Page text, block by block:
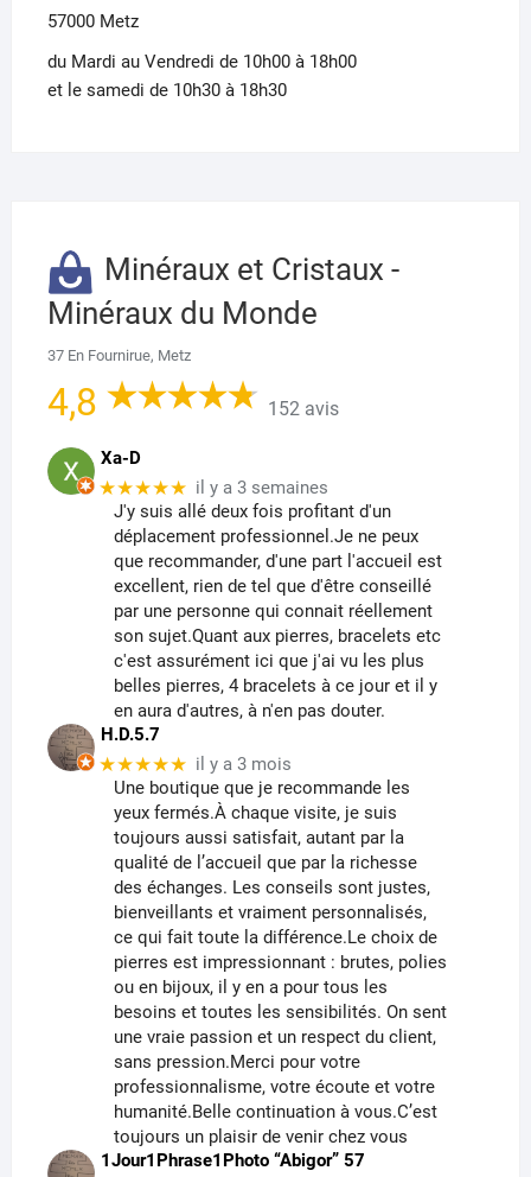
57000 Metz
du Mardi au Vendredi de 10h00 à 18h00
et le samedi de 10h30 à 18h30
Minéraux et Cristaux -
Minéraux du Monde
37 En Fournirue, Metz
4,8 152 avis
Xa-D
★★★★★ il y a 3 semaines
J'y suis allé deux fois profitant d'un
déplacement professionnel.Je ne peux
que recommander, d'une part l'accueil est
excellent, rien de tel que d'être conseillé
par une personne qui connait réellement
son sujet.Quant aux pierres, bracelets etc
c'est assurément ici que j'ai vu les plus
belles pierres, 4 bracelets à ce jour et il y
en aura d'autres, à n'en pas douter.
H.D.5.7
★★★★★ il y a 3 mois
Une boutique que je recommande les
yeux fermés.À chaque visite, je suis
toujours aussi satisfait, autant par la
qualité de l’accueil que par la richesse
des échanges. Les conseils sont justes,
bienveillants et vraiment personnalisés,
ce qui fait toute la différence.Le choix de
pierres est impressionnant : brutes, polies
ou en bijoux, il y en a pour tous les
besoins et toutes les sensibilités. On sent
une vraie passion et un respect du client,
sans pression.Merci pour votre
professionnalisme, votre écoute et votre
humanité.Belle continuation à vous.C’est
toujours un plaisir de venir chez vous
1Jour1Phrase1Photo “Abigor” 57